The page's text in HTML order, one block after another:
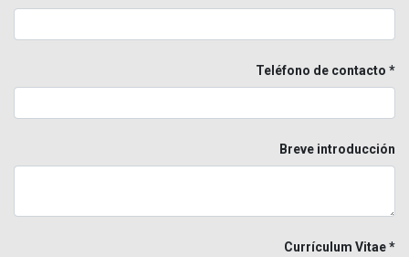
Teléfono de contacto
Breve introducción
Currículum Vitae